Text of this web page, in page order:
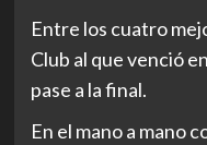
Entre los cuatro
Club al que venció
pase a la final.
En el mano a mano